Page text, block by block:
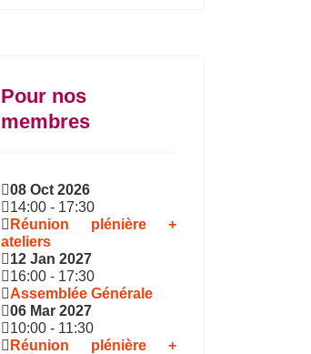
Pour nos
membres
08 Oct 2026
14:00 - 17:30
Réunion plénière +
ateliers
12 Jan 2027
16:00 - 17:30
Assemblée Générale
06 Mar 2027
10:00 - 11:30
Réunion plénière +